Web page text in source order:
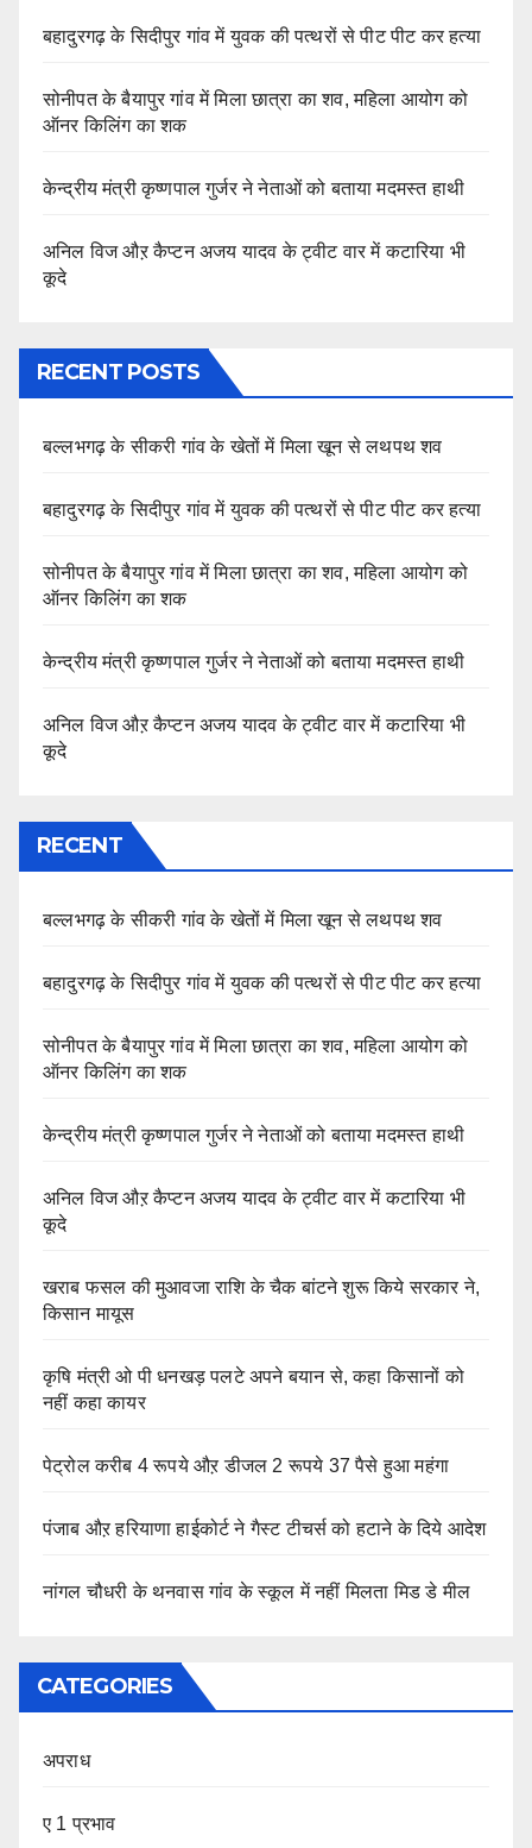
बहादुरगढ़ के सिदीपुर गांव में युवक की पत्थरों से पीट पीट कर हत्या
सोनीपत के बैयापुर गांव में मिला छात्रा का शव, महिला आयोग को
ऑनर किलिंग का शक
केन्द्रीय मंत्री कृष्णपाल गुर्जर ने नेताओं को बताया मदमस्त हाथी
अनिल विज औऱ कैप्टन अजय यादव के ट्वीट वार में कटारिया भी
कूदे
RECENT POSTS
बल्लभगढ़ के सीकरी गांव के खेतों में मिला खून से लथपथ शव
बहादुरगढ़ के सिदीपुर गांव में युवक की पत्थरों से पीट पीट कर हत्या
सोनीपत के बैयापुर गांव में मिला छात्रा का शव, महिला आयोग को
ऑनर किलिंग का शक
केन्द्रीय मंत्री कृष्णपाल गुर्जर ने नेताओं को बताया मदमस्त हाथी
अनिल विज औऱ कैप्टन अजय यादव के ट्वीट वार में कटारिया भी
कूदे
RECENT
बल्लभगढ़ के सीकरी गांव के खेतों में मिला खून से लथपथ शव
बहादुरगढ़ के सिदीपुर गांव में युवक की पत्थरों से पीट पीट कर हत्या
सोनीपत के बैयापुर गांव में मिला छात्रा का शव, महिला आयोग को
ऑनर किलिंग का शक
केन्द्रीय मंत्री कृष्णपाल गुर्जर ने नेताओं को बताया मदमस्त हाथी
अनिल विज औऱ कैप्टन अजय यादव के ट्वीट वार में कटारिया भी
कूदे
खराब फसल की मुआवजा राशि के चैक बांटने शुरू किये सरकार ने,
किसान मायूस
कृषि मंत्री ओ पी धनखड़ पलटे अपने बयान से, कहा किसानों को
नहीं कहा कायर
पेट्रोल करीब 4 रूपये औऱ डीजल 2 रूपये 37 पैसे हुआ महंगा
पंजाब औऱ हरियाणा हाईकोर्ट ने गैस्ट टीचर्स को हटाने के दिये आदेश
नांगल चौधरी के थनवास गांव के स्कूल में नहीं मिलता मिड डे मील
CATEGORIES
अपराध
ए 1 प्रभाव